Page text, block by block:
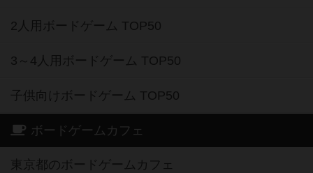
2人用ボードゲーム TOP50
3～4人用ボードゲーム TOP50
子供向けボードゲーム TOP50
ボードゲームカフェ
東京都のボードゲームカフェ